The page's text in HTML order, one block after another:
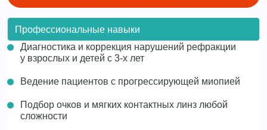
Профессиональные навыки
Диагностика и коррекция нарушений рефракции
у взрослых и детей с 3-х лет
Ведение пациентов с прогрессирующей миопией
Подбор очков и мягких контактных линз любой
сложности